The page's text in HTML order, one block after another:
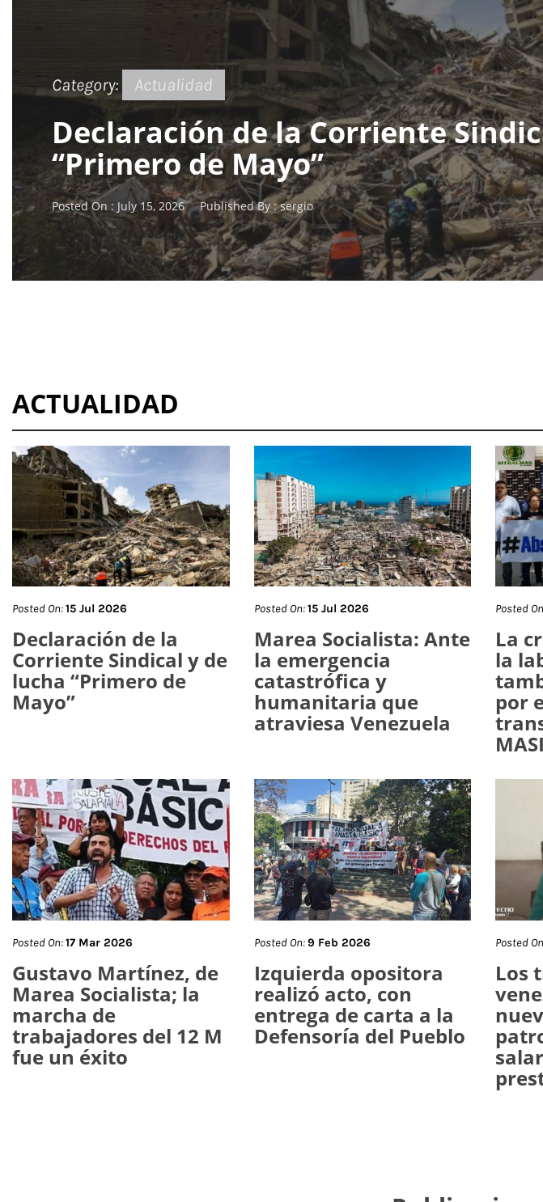
Category: Actualidad
Declaración de la Corriente
“Primero de Mayo”
Posted On : July 15, 2026 Published By :sergio
ACTUALIDAD
Posted On:15 Jul 2026
Declaración de la
Corriente Sindical y de
lucha “Primero de
Mayo”
Posted On:15 Jul 2026
Marea Socialista: Ante
la emergencia
catastrófica y
humanitaria que
atraviesa Venezuela
Posted
La
la
por
Posted On:17 Mar 2026
Gustavo Martínez, de
Marea Socialista; la
marcha de
trabajadores del 12 M
fue un éxito
Posted On:9 Feb 2026
Izquierda opositora
realizó acto, con
entrega de carta a la
Defensoría del Pueblo
Posted
Los